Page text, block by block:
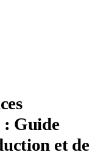
: Guide
et de